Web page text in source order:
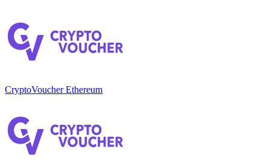
CryptoVoucher Ethereum